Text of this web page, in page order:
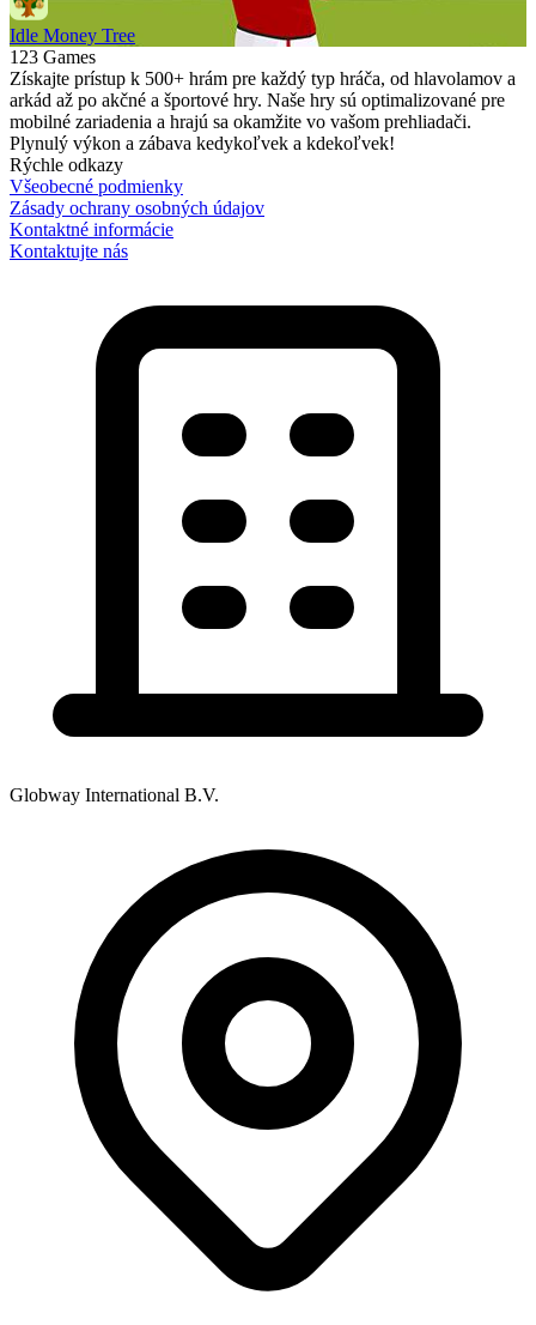
Idle Money Tree
123 Games
Získajte prístup k 500+ hrám pre každý typ hráča, od hlavolamov a
arkád až po akčné a športové hry. Naše hry sú optimalizované pre
mobilné zariadenia a hrajú sa okamžite vo vašom prehliadači.
Plynulý výkon a zábava kedykoľvek a kdekoľvek!
Rýchle odkazy
Všeobecné podmienky
Zásady ochrany osobných údajov
Kontaktné informácie
Kontaktujte nás
Globway International B.V.